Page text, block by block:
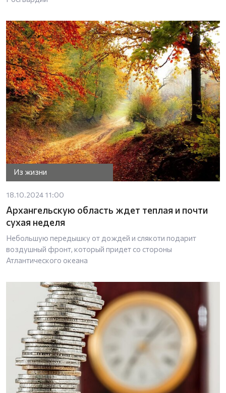
Из жизни
18.10.2024 11:00
Архангельскую область ждет теплая и почти
сухая неделя
Небольшую передышку от дождей и слякоти подарит
воздушный фронт, который придет со стороны
Атлантического океана